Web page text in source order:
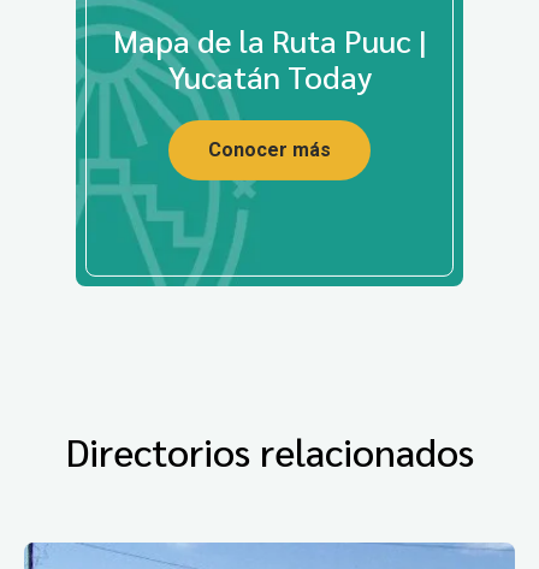
Mapa de la Ruta Puuc |
Yucatán Today
Conocer más
Directorios relacionados